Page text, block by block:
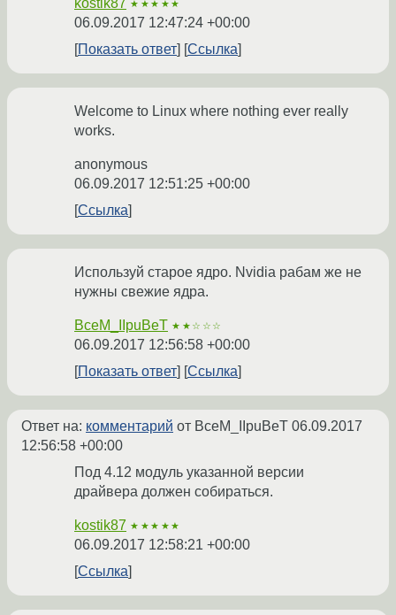
kostik87 ★★★★★
06.09.2017 12:47:24 +00:00
Показать ответ
Ссылка
Welcome to Linux where nothing ever really
works.
anonymous
06.09.2017 12:51:25 +00:00
Ссылка
Используй старое ядро. Nvidia рабам же не
нужны свежие ядра.
BceM_IIpuBeT ★★☆☆☆
06.09.2017 12:56:58 +00:00
Показать ответ
Ссылка
Ответ на: комментарий от BceM_IIpuBeT 06.09.2017
12:56:58 +00:00
Под 4.12 модуль указанной версии
драйвера должен собираться.
kostik87 ★★★★★
06.09.2017 12:58:21 +00:00
Ссылка